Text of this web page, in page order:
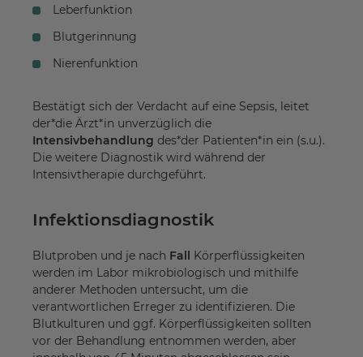
Leberfunktion
Blutgerinnung
Nierenfunktion
Bestätigt sich der Verdacht auf eine Sepsis, leitet
der*die Ärzt*in unverzüglich die
Intensivbehandlung des*der Patienten*in ein (s.u.).
Die weitere Diagnostik wird während der
Intensivtherapie durchgeführt.
Infektionsdiagnostik
Blutproben und je nach Fall Körperflüssigkeiten
werden im Labor mikrobiologisch und mithilfe
anderer Methoden untersucht, um die
verantwortlichen Erreger zu identifizieren. Die
Blutkulturen und ggf. Körperflüssigkeiten sollten
vor der Behandlung entnommen werden, aber